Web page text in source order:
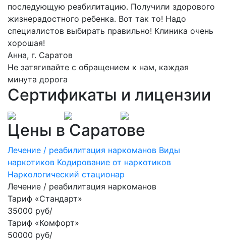
последующую реабилитацию. Получили здорового
жизнерадостного ребенка. Вот так то! Надо
специалистов выбирать правильно! Клиника очень
хорошая!
Анна, г. Саратов
Не затягивайте с обращением к нам, каждая
минута дорога
Сертификаты и лицензии
Цены в Саратове
Лечение / реабилитация наркоманов Виды
наркотиков Кодирование от наркотиков
Наркологический стационар
Лечение / реабилитация наркоманов
Тариф «Стандарт»
35000 руб/
Тариф «Комфорт»
50000 руб/